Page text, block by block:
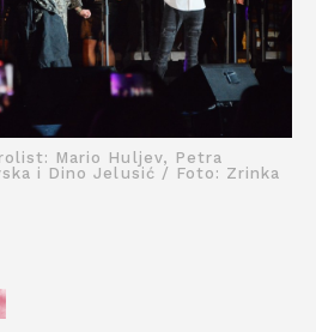
Mario Huljev, Petra
i Dino Jelusić / Foto: Zrinka